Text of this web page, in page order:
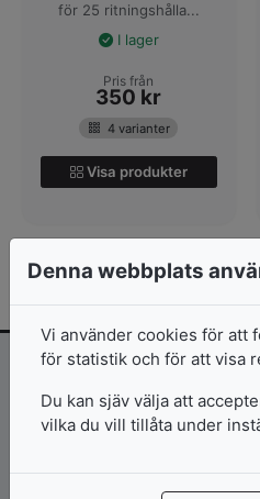
för 25 ritningshålla...
I lager
Pris från
350 kr
4 varianter
Visa produkter
mailkorgen!
Denna webbplats
Vi använder cookies för att
för statistik och för att visa
Du kan sjäv välja att
vilka du vill tillåta under